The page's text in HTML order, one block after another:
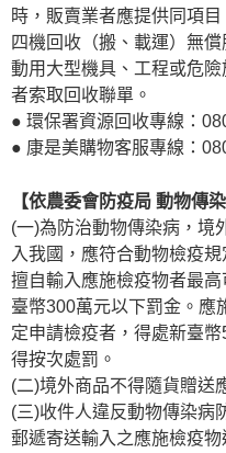
時，販賣業者應提供同項
四機回收（搬、載運）無
動用大型機具、工程或危
者索取回收聯單。
● 環保署資源回收專線：
● 康是美購物客服專線：
【依農委會防疫局 動物傳
(一)為防治動物傳染病，境
入我國，應符合動物檢疫
擅自輸入應施檢疫物者最
臺幣300萬元以下罰金。應
定申請檢疫者，得處新臺
得按次處罰。
(二)境外商品不得隨貨贈送
(三)收件人違反動物傳染病
郵遞寄送輸入之應施檢疫